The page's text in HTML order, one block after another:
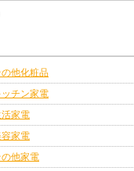
の他化粧品
ッチン家電
家電
家電
の他家電